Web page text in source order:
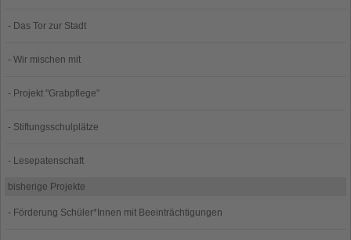
- Das Tor zur Stadt
- Wir mischen mit
- Projekt "Grabpflege"
- Stiftungsschulplätze
- Lesepatenschaft
bisherige Projekte
- Förderung Schüler*Innen mit Beeinträchtigungen